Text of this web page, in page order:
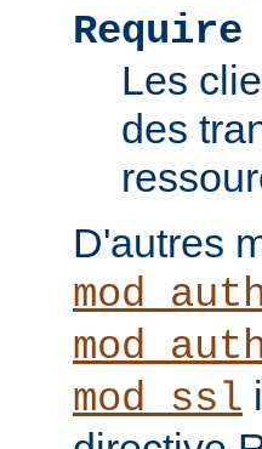
Les
des
D'autres
mod_ssl